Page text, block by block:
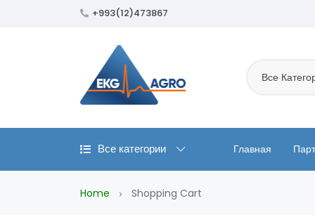
+993(12)473867
Все
Все категории Главная
Home Shopping Cart